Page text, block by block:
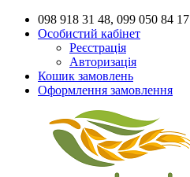
098 918 31 48, 099 050 84 17
Особистий кабінет
Реєстрація
Авторизація
Кошик замовлень
Оформлення замовлення